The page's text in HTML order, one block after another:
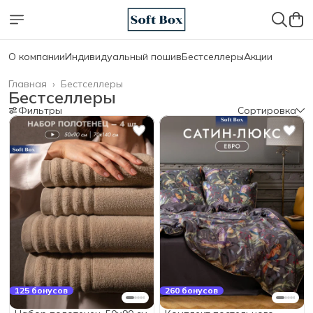
О компанииИндивидуальный пошивБестселлерыАкции
Бестселлеры
Главная ›
Бестселлеры
Фильтры Сортировка
125 бонусов 260 бонусов